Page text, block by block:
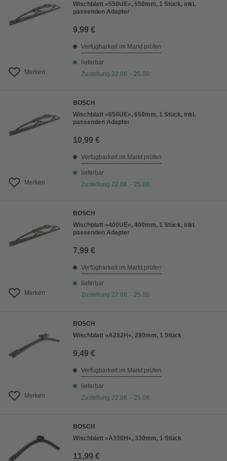
Merken
Wischblatt »550UE«, 550mm, 1 Stück, inkl.
passenden Adapter
9,99 €
Verfügbarkeit im Markt prüfen
lieferbar
Zustellung 22.08. - 25.08.
Merken
BOSCH
Wischblatt »650UE«, 650mm, 1 Stück, inkl.
passenden Adapter
10,99 €
Verfügbarkeit im Markt prüfen
lieferbar
Zustellung 22.08. - 25.08.
Merken
BOSCH
Wischblatt »400UE«, 400mm, 1 Stück, inkl.
passenden Adapter
7,99 €
Verfügbarkeit im Markt prüfen
lieferbar
Zustellung 22.08. - 25.08.
Merken
BOSCH
Wischblatt »A282H«, 280mm, 1 Stück
9,49 €
Verfügbarkeit im Markt prüfen
lieferbar
Zustellung 22.08. - 25.08.
BOSCH
Wischblatt »A330H«, 330mm, 1 Stück
11,99 €